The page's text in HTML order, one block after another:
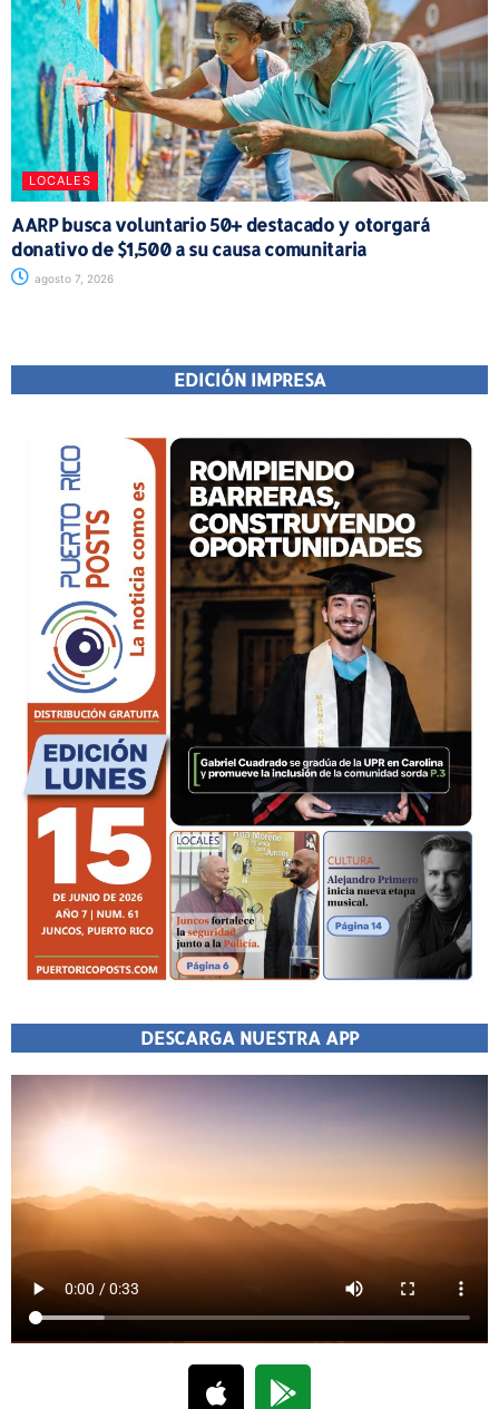
LOCALES
AARP busca voluntario 50+ destacado y otorgará
donativo de $1,500 a su causa comunitaria
agosto 7, 2026
EDICIÓN IMPRESA
DESCARGA NUESTRA APP